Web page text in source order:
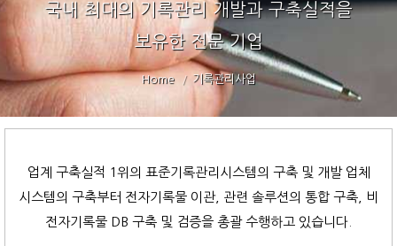
국내 최대의 기록관리 개발과 구축실적을
보유한 전문 기업
You are here: Home 기록관리사업
업계 구축실적 1위의 표준기록관리시스템의 구축 및 개발 업체
시스템의 구축부터 전자기록물 이관, 관련 솔루션의 통합 구축, 비
전자기록물 DB 구축 및 검증을 총괄 수행하고 있습니다.